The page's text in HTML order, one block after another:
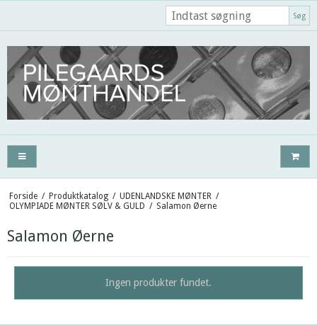
Søg
Forside / Produktkatalog / UDENLANDSKE MØNTER /
OLYMPIADE MØNTER SØLV & GULD / Salamon Øerne
Salamon Øerne
Ingen produkter fundet.